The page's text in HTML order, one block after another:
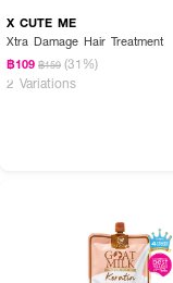
X CUTE ME
Xtra Damage Hair Treatment
฿109 ฿159 (31%)
2 Variations